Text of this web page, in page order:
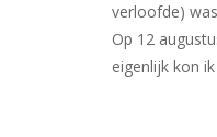
verloofde)
Op 12
eigenlijk kon